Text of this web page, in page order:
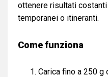
ottenere risultati
temporanei o itineranti.
Come funziona
Carica fino a 250 g